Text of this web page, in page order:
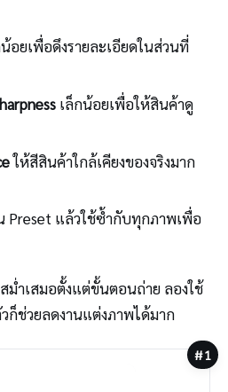
อยเพื่อดึงรายละเอียดในส่วนที่
เล็กน้อยเพื่อให้สินค้าดู
ให้สีสินค้าใกล้เคียงของจริงมาก
Preset แล้วใช้ซ้ำกับทุกภาพเพื่อ
ม่ำเสมอตั้งแต่ขั้นตอนถ่าย ลองใช้
ก็ช่วยลดงานแต่งภาพได้มาก
#1